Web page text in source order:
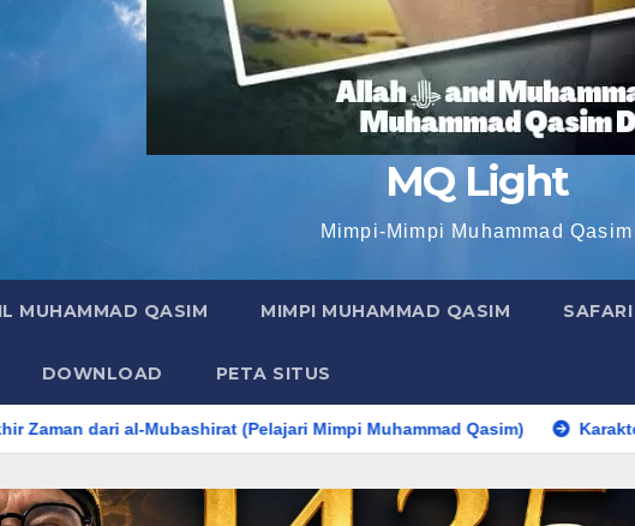
MQ Light
Mimpi-Mimpi Muhammad Qasim
MUHAMMAD QASIM MIMPI MUHAMMAD QASIM
DOWNLOAD PETA SITUS
(Pelajari Mimpi Muhammad Qasim) Karakteristik Ghuraba